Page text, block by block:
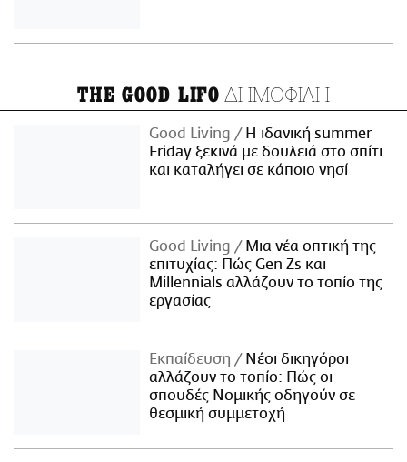
THE GOOD LIFO ΔΗΜΟΦΙΛΗ
Good Living
Η ιδανική summer
Friday ξεκινά με δουλειά στο σπίτι
και καταλήγει σε κάποιο νησί
Good Living
Μια νέα οπτική της
επιτυχίας: Πώς Gen Zs και
Millennials αλλάζουν το τοπίο της
εργασίας
Εκπαίδευση
Νέοι δικηγόροι
αλλάζουν το τοπίο: Πώς οι
σπουδές Νομικής οδηγούν σε
θεσμική συμμετοχή